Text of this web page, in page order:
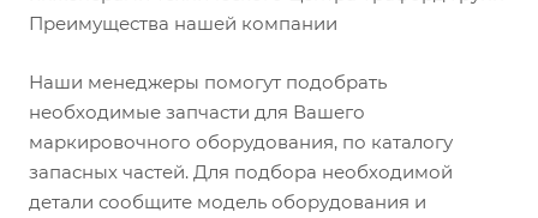
Преимущества нашей компании
Наши менеджеры помогут подобрать
необходимые запчасти для Вашего
маркировочного оборудования, по каталогу
запасных частей. Для подбора необходимой
детали сообщите модель оборудования и